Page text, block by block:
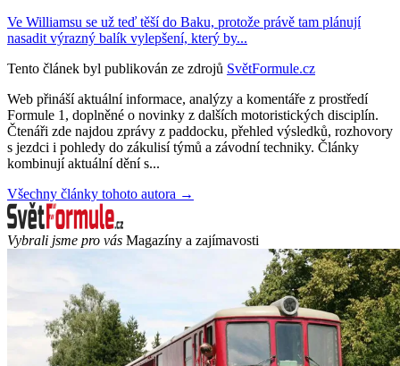
Ve Williamsu se už teď těší do Baku, protože právě tam plánují
nasadit výrazný balík vylepšení, který by...
Tento článek byl publikován ze zdrojů SvětFormule.cz
Web přináší aktuální informace, analýzy a komentáře z prostředí
Formule 1, doplněné o novinky z dalších motoristických disciplín.
Čtenáři zde najdou zprávy z paddocku, přehled výsledků, rozhovory
s jezdci i pohledy do zákulisí týmů a závodní techniky. Články
kombinují aktuální dění s...
Všechny články tohoto autora →
Vybrali jsme pro vás Magazíny a zajímavosti